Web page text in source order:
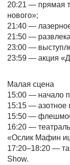
20:21 — прямая
нового»;
21:40 —
21:50 —
23:00 —
23:59 — акция
Малая сцена
15:00 — начало
15:15 — азотное
15:50 —
16:20 —
«Ослик Мафин
17:20–18:20 —
Show.